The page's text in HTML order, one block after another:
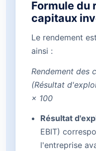
Formule du
capitaux
Le rendement
ainsi :
Rendement des
(Résultat
× 100
Résultat
EBIT)
l'entreprise